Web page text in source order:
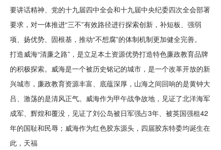
要讲话精神、党的十九届四中全会和十九届中央纪委四次全会部署
要求，对一体推进“三不”有效路径进行探索创新，补短板、强弱
项、扬优势、固根基，推动“不想腐”的体制机制更加健全完善。
打造威海“清廉之路”，是立足本土资源优势打造特色廉政教育品牌
的积极探索。威海是一个被历史铭记的城市，是一个改革开放的新
兴城市，廉政教育资源丰富、底蕴深厚，山海之间回响的是黄钟大
吕、激荡的是清风正气。威海作为甲午战争故地，见证了北洋海军
成军、辉煌和覆没，见证了刘公岛被日军强占3年、被英国强租42
年的国耻和民辱；威海作为红色胶东源头，四届胶东特委均诞生在
此，天福